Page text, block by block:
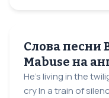
Слова песни
Mabuse на
He’s living in the
cry In a train of